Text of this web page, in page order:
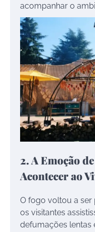
acompanhar o
2. A Emoção
Acontecer ao
O fogo voltou a
os visitantes
defumações lentas